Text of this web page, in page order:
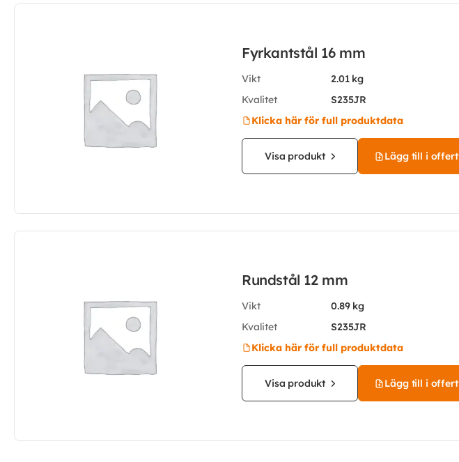
Fyrkantstål 16 mm
Vikt
2.01 kg
Kvalitet
S235JR
Klicka här för full produktdata
Visa produkt Lägg till i offert
Rundstål 12 mm
Vikt
0.89 kg
Kvalitet
S235JR
Klicka här för full produktdata
Visa produkt Lägg till i offert